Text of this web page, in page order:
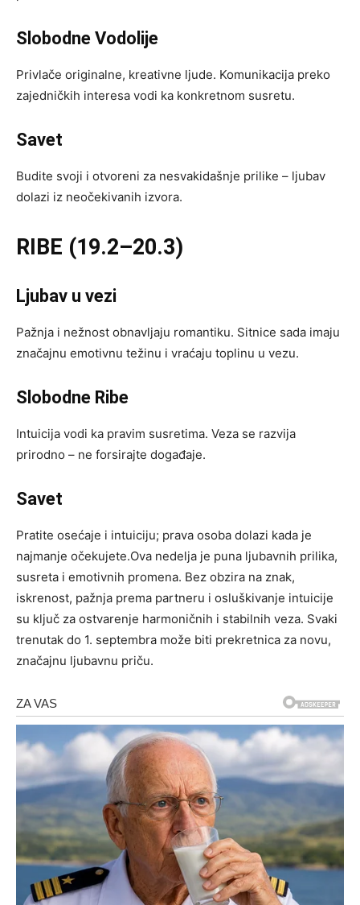
Slobodne Vodolije
Privlače originalne, kreativne ljude. Komunikacija preko
zajedničkih interesa vodi ka konkretnom susretu.
Savet
Budite svoji i otvoreni za nesvakidašnje prilike – ljubav
dolazi iz neočekivanih izvora.
RIBE (19.2–20.3)
Ljubav u vezi
Pažnja i nežnost obnavljaju romantiku. Sitnice sada imaju
značajnu emotivnu težinu i vraćaju toplinu u vezu.
Slobodne Ribe
Intuicija vodi ka pravim susretima. Veza se razvija
prirodno – ne forsirajte događaje.
Savet
Pratite osećaje i intuiciju; prava osoba dolazi kada je
najmanje očekujete.Ova nedelja je puna ljubavnih prilika,
susreta i emotivnih promena. Bez obzira na znak,
iskrenost, pažnja prema partneru i osluškivanje intuicije
su ključ za ostvarenje harmoničnih i stabilnih veza. Svaki
trenutak do 1. septembra može biti prekretnica za novu,
značajnu ljubavnu priču.